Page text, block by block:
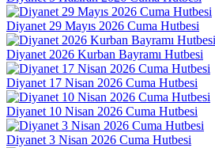
Diyanet 29 Mayıs 2026 Cuma Hutbesi
Diyanet 2026 Kurban Bayramı Hutbesi
Diyanet 17 Nisan 2026 Cuma Hutbesi
Diyanet 10 Nisan 2026 Cuma Hutbesi
Diyanet 3 Nisan 2026 Cuma Hutbesi